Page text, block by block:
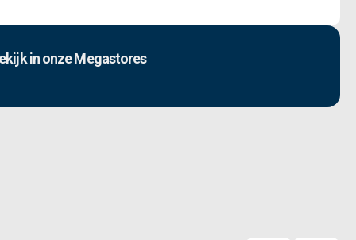
in onze Megastores